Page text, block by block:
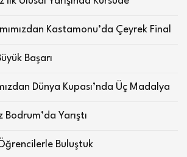
Kastamonu’da Çeyrek Final
Başarı
Dünya Kupası’nda Üç Madalya
Bodrum’da Yarıştı
Buluştuk